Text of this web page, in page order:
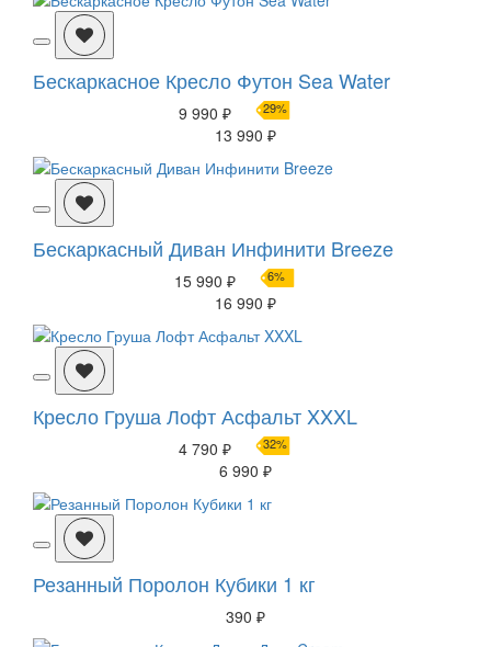
Бескаркасное Кресло Футон Sea Water
9 990 ₽ 29%
13 990 ₽
Бескаркасный Диван Инфинити Breeze
15 990 ₽ 6%
16 990 ₽
Кресло Груша Лофт Асфальт XXXL
4 790 ₽ 32%
6 990 ₽
Резанный Поролон Кубики 1 кг
390 ₽